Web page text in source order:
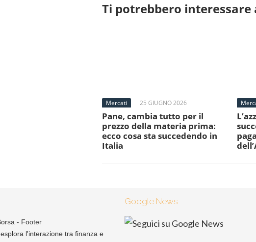
Ti potrebbero interessare
Mercati 25 GIUGNO 2026
Pane, cambia tutto per il
prezzo della materia prima:
ecco cosa sta succedendo in
Italia
esplora l'interazione tra finanza e
Google News